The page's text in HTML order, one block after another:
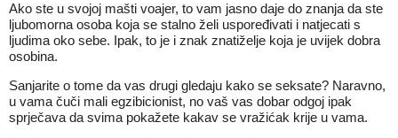
Ako ste u svojoj mašti voajer, to vam jasno daje do znanja da ste
ljubomorna osoba koja se stalno želi uspoređivati i natjecati s
ljudima oko sebe. Ipak, to je i znak znatiželje koja je uvijek dobra
osobina.
Sanjarite o tome da vas drugi gledaju kako se seksate? Naravno,
u vama čuči mali egzibicionist, no vaš vas dobar odgoj ipak
sprječava da svima pokažete kakav se vražićak krije u vama.